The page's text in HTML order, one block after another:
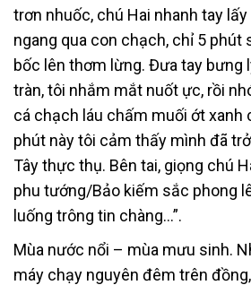
trơn nhuốc, chú Hai nhanh tay
ngang qua con chạch, chỉ 5 phút
bốc lên thơm lừng. Đưa tay bưng
tràn, tôi nhắm mắt nuốt ực, rồi
cá chạch láu chấm muối ớt xanh
phút này tôi cảm thấy mình đã
Tây thực thụ. Bên tai, giọng chú
phu tướng/Bảo kiếm sắc phong
luống trông tin chàng…”.
Mùa nước nổi – mùa mưu sinh.
máy chạy nguyên đêm trên